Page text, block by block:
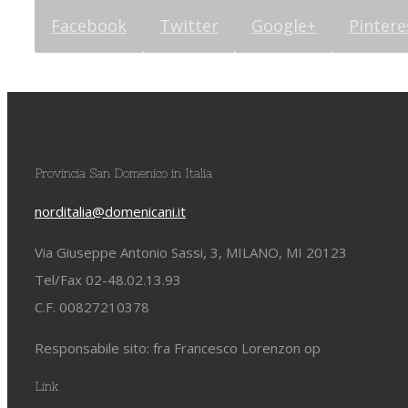
Facebook Twitter Google+
Provincia San Domenico in Italia
norditalia@domenicani.it
Via Giuseppe Antonio Sassi, 3, MILANO, MI 20123
Tel/Fax 02-48.02.13.93
C.F. 00827210378
Responsabile sito: fra Francesco Lorenzon op
Link